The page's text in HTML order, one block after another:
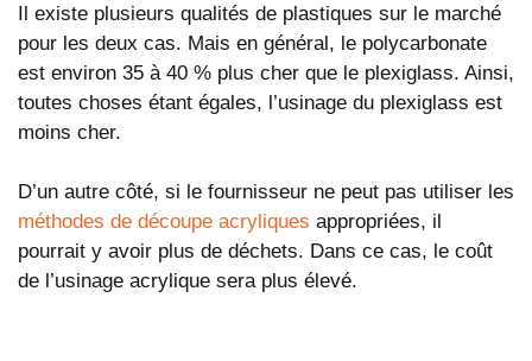
Il existe plusieurs qualités de plastiques sur le marché
pour les deux cas. Mais en général, le polycarbonate
est environ 35 à 40 % plus cher que le plexiglass. Ainsi,
toutes choses étant égales, l’usinage du plexiglass est
moins cher.
D’un autre côté, si le fournisseur ne peut pas utiliser les
méthodes de découpe acryliques appropriées, il
pourrait y avoir plus de déchets. Dans ce cas, le coût
de l’usinage acrylique sera plus élevé.